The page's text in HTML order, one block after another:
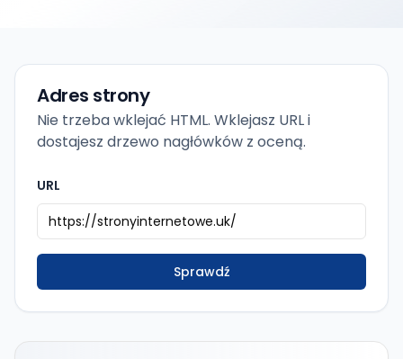
Adres strony
Nie trzeba wklejać HTML. Wklejasz URL i
dostajesz drzewo nagłówków z oceną.
URL
Sprawdź